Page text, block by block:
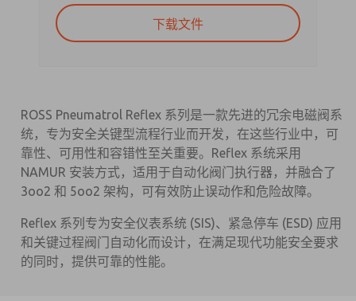
下载文件
ROSS Pneumatrol Reflex 系列是一款先进的冗余电磁阀系
统，专为安全关键型流程行业而开发，在这些行业中，可
靠性、可用性和容错性至关重要。Reflex 系统采用
NAMUR 安装方式，适用于自动化阀门执行器，并融合了
3oo2 和 5oo2 架构，可有效防止误动作和危险故障。
Reflex 系列专为安全仪表系统 (SIS)、紧急停车 (ESD) 应用
和关键过程阀门自动化而设计，在满足现代功能安全要求
的同时，提供可靠的性能。